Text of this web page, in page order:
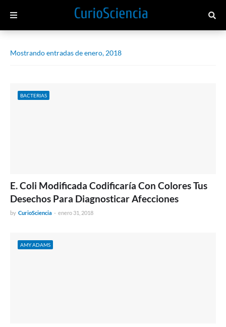
Mostrando entradas de enero, 2018
BACTERIAS
E. Coli Modificada Codificaría Con Colores Tus
Desechos Para Diagnosticar Afecciones
by CurioSciencia - enero 31, 2018
AMY ADAMS